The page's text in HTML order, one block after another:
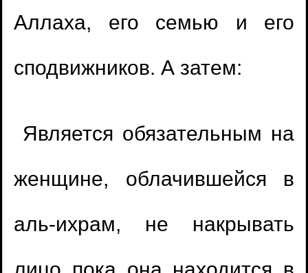
Аллаха, его семью и его
сподвижников. А затем:
Является обязательным на
женщине, облачившейся в
аль-ихрам, не накрывать